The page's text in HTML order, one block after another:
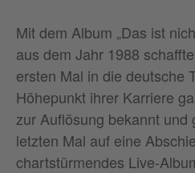
Mit dem Album „Das ist
aus dem Jahr 1988
ersten Mal in die deutsche
Höhepunkt ihrer Karriere
zur Auflösung bekannt und
letzten Mal auf eine
chartstürmendes Live-